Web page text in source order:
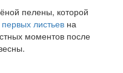
пелены, которой
первых листьев на
моментов после